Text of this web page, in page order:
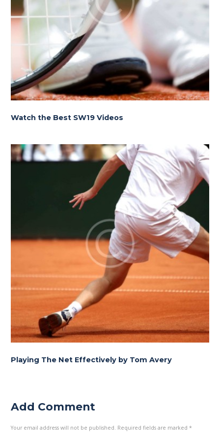
Watch the Best SW19 Videos
Playing The Net Effectively by Tom Avery
Add Comment
Your email address will not be published. Required fields are marked *